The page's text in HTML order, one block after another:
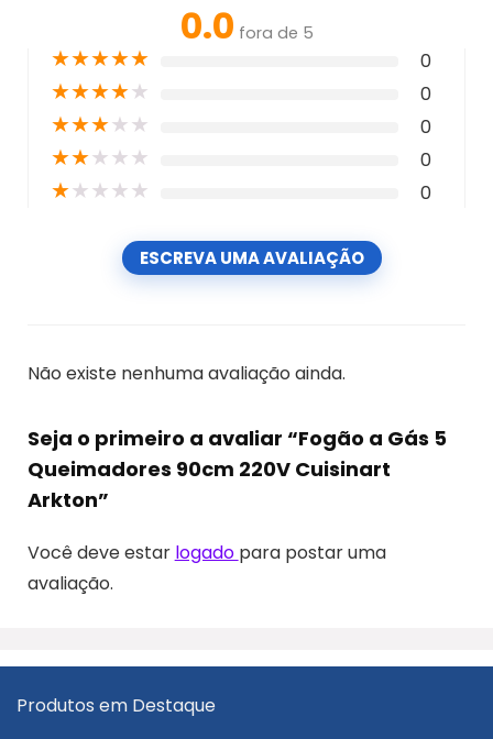
0.0 fora de 5
★★★★★ 0
★★★★★ 0
★★★★★ 0
★★★★★ 0
★★★★★ 0
ESCREVA UMA AVALIAÇÃO
Não existe nenhuma avaliação ainda.
Seja o primeiro a avaliar “Fogão a Gás 5
Queimadores 90cm 220V Cuisinart
Arkton”
Você deve estar logado para postar uma
avaliação.
Produtos em Destaque